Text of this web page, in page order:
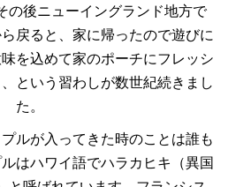
の後ニューイングランド地方で
戻ると、家に帰ったので遊びに
を込めて家のポーチにフレッシ
という習わしが数世紀続きまし
た。
ルが入ってきた時のことは誰も
はハワイ語でハラカヒキ（異国